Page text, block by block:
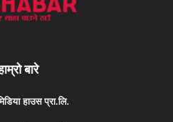
बारे
हाउस प्रा.लि.